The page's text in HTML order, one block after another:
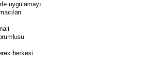
uygulamayı
herkesi